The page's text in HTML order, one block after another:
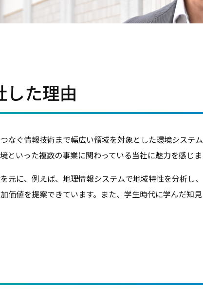
した理由
ぐ情報技術まで幅広い領域を対象とした環境システ
いった複数の事業に関わっている当社に魅力を感じま
元に、例えば、地理情報システムで地域特性を分析し
価値を提案できています。また、学生時代に学んだ知